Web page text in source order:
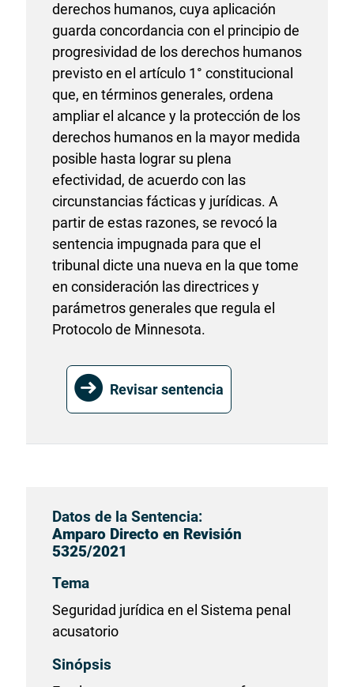
derechos humanos, cuya aplicación
guarda concordancia con el principio de
progresividad de los derechos humanos
previsto en el artículo 1° constitucional
que, en términos generales, ordena
ampliar el alcance y la protección de los
derechos humanos en la mayor medida
posible hasta lograr su plena
efectividad, de acuerdo con las
circunstancias fácticas y jurídicas. A
partir de estas razones, se revocó la
sentencia impugnada para que el
tribunal dicte una nueva en la que tome
en consideración las directrices y
parámetros generales que regula el
Protocolo de Minnesota.
Revisar sentencia
Datos de la Sentencia:
Amparo Directo en Revisión
5325/2021
Tema
Seguridad jurídica en el Sistema penal
acusatorio
Sinópsis